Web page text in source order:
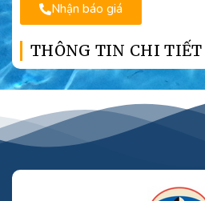
Nhận báo giá
THÔNG TIN CHI TIẾT